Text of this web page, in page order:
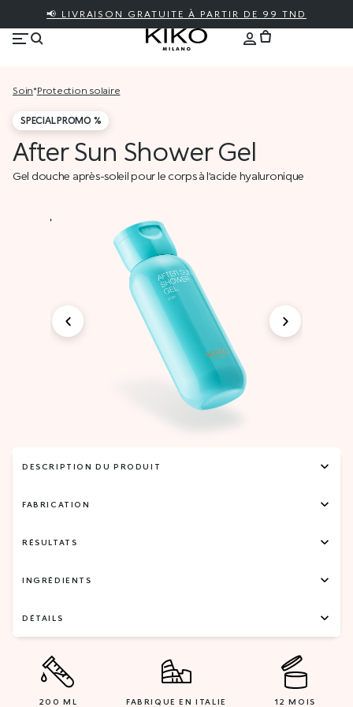
📢 LIVRAISON GRATUITE À PARTIR DE 99 TND
soin* protection solaire
SPECIAL PROMO %
After Sun Shower Gel
Gel douche après-soleil pour le corps à l’acide hyaluronique
DESCRIPTION DU PRODUIT
FABRICATION
RÉSULTATS
INGRÉDIENTS
DÉTAILS
200 ML FABRIQUE EN ITALIE 12 MOIS